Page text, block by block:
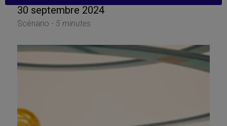
30 septembre 2024
Scénario - 5 minutes